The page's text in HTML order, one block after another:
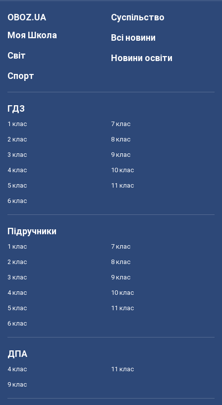
OBOZ.UA
Моя Школа
Світ
Спорт
Суспільство
Всі новини
Новини освіти
ГДЗ
1 клас
2 клас
3 клас
4 клас
5 клас
6 клас
7 клас
8 клас
9 клас
10 клас
11 клас
Підручники
1 клас
2 клас
3 клас
4 клас
5 клас
6 клас
7 клас
8 клас
9 клас
10 клас
11 клас
ДПА
4 клас
9 клас
11 клас